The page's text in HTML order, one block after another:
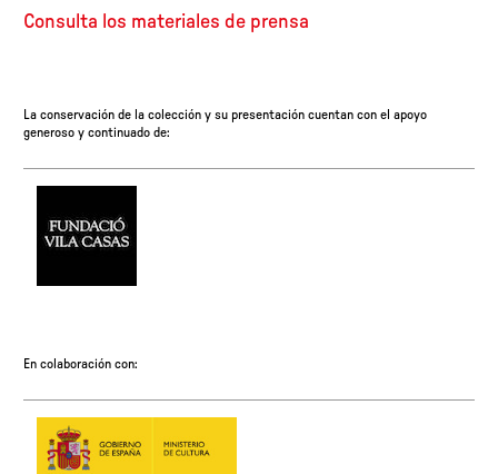
Consulta los materiales de prensa
La conservación de la colección y su presentación cuentan con el apoyo
generoso y continuado de:
En colaboración con: